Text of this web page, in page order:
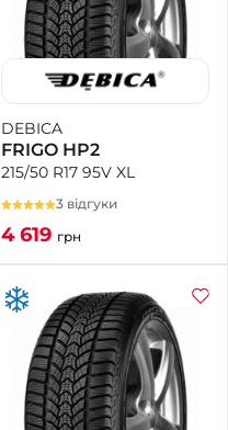
DEBICA
FRIGO HP2
215/50 R17 95V XL
3 відгуки
4 619 грн